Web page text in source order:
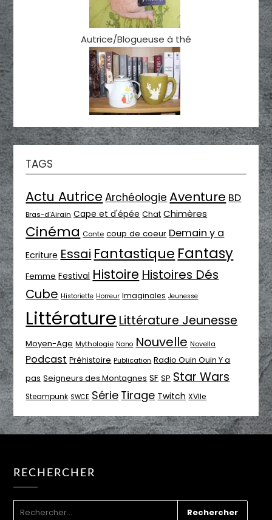
Autrice/Blogueuse à thé
TAGS
Actu Autrice Archéologie Aventure BD
Bras-d'Airain Cape et d'épée Chat Chimères
Cinéma Conte coup de coeur Demain y a
Ecriture Essai Fantastique Fantasy
Femme Festival Histoire Histoires Dés
Cube Historiette Horreur Imaginales Jeunesse
Littérature Littérature Jeunesse
Moyen-Age Mythologie Nano Nouvelle Novella
Podcast Préhistoire Publication Radio Ouin Ouin Y a
pas Seigneurs des Montagnes SF SP Star Wars
Steampunk SWCE Série Tirage Twitch XVIIe
RECHERCHER